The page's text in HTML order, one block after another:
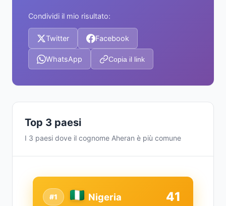
Condividi il mio risultato:
Twitter Facebook
WhatsApp Copia il link
Top 3 paesi
I 3 paesi dove il cognome Aheran è più comune
#1 Nigeria 41